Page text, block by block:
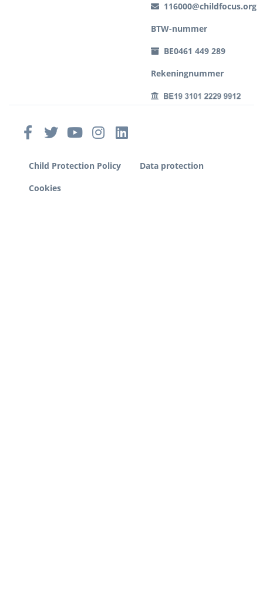
116000@childfocus.org
BTW-nummer
BE0461 449 289
Rekeningnummer
Child Protection Policy
Data protection
Cookies